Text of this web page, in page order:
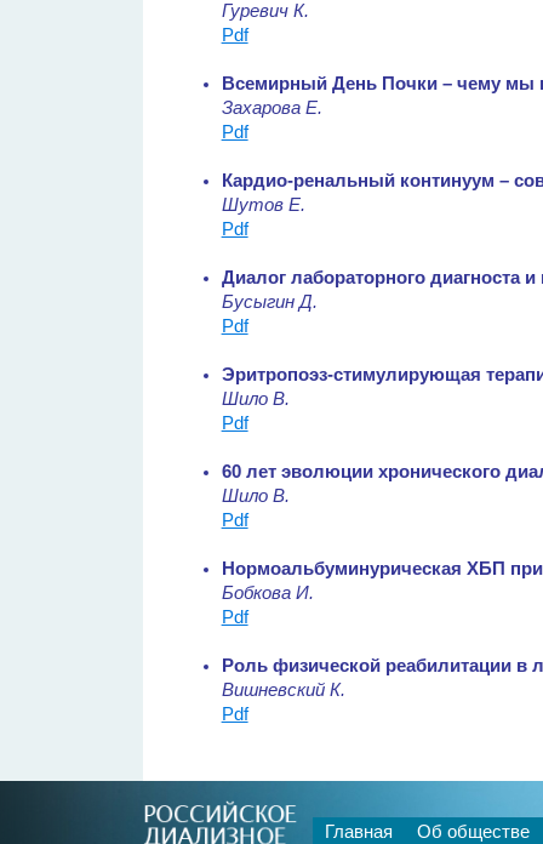
Гуревич К.
Pdf
Всемирный День Почки – чему мы
Захарова Е.
Pdf
Кардио-ренальный континуум –
Шутов Е.
Pdf
Диалог лабораторного диагноста
Бусыгин Д.
Pdf
Эритропоэз-стимулирующая
Шило В.
Pdf
60 лет эволюции хронического
Шило В.
Pdf
Нормоальбуминурическая ХБП
Бобкова И.
Pdf
Роль физической реабилитации в
Вишневский К.
Pdf
Главная
Об обществе